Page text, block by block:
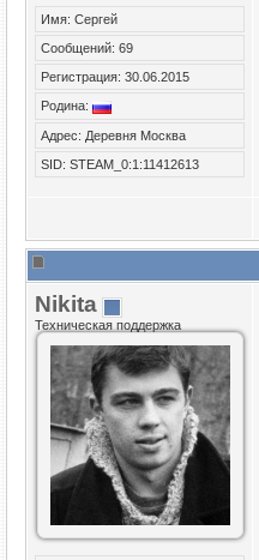
Имя: Сергей
Сообщений: 69
Регистрация: 30.06.2015
Родина:
Адрес: Деревня Москва
SID: STEAM_0:1:11412613
Nikita
Техническая поддержка